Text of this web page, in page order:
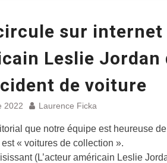
sur internet
Leslie Jordan
de voiture
2022 Laurence Ficka
que notre équipe est heureuse
« voitures de collection ».
(L’acteur américain Leslie